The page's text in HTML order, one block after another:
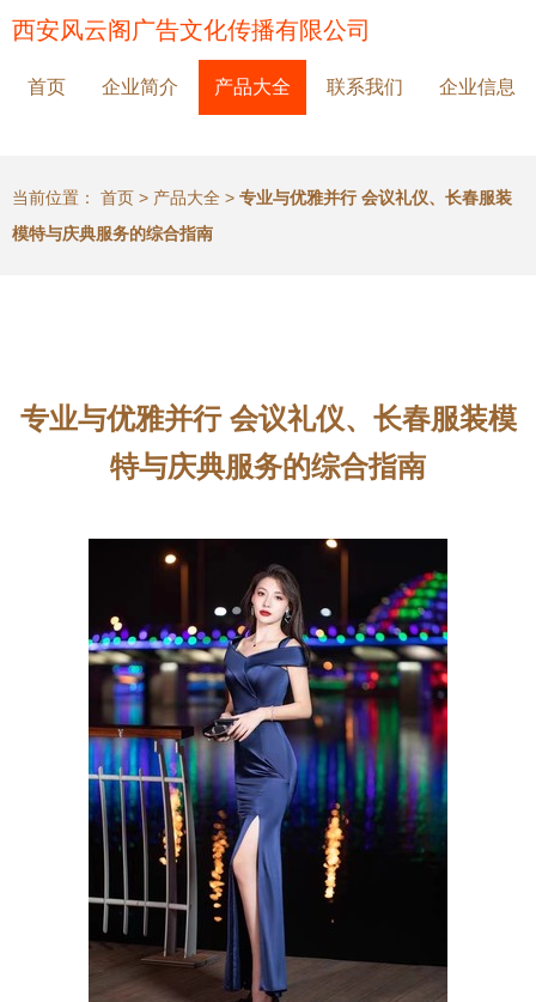
西安风云阁广告文化传播有限公司
首页 企业简介 产品大全 联系我们 企业信息
当前位置： 首页 > 产品大全 > 专业与优雅并行 会议礼仪、长春服装
模特与庆典服务的综合指南
专业与优雅并行 会议礼仪、长春服装模
特与庆典服务的综合指南